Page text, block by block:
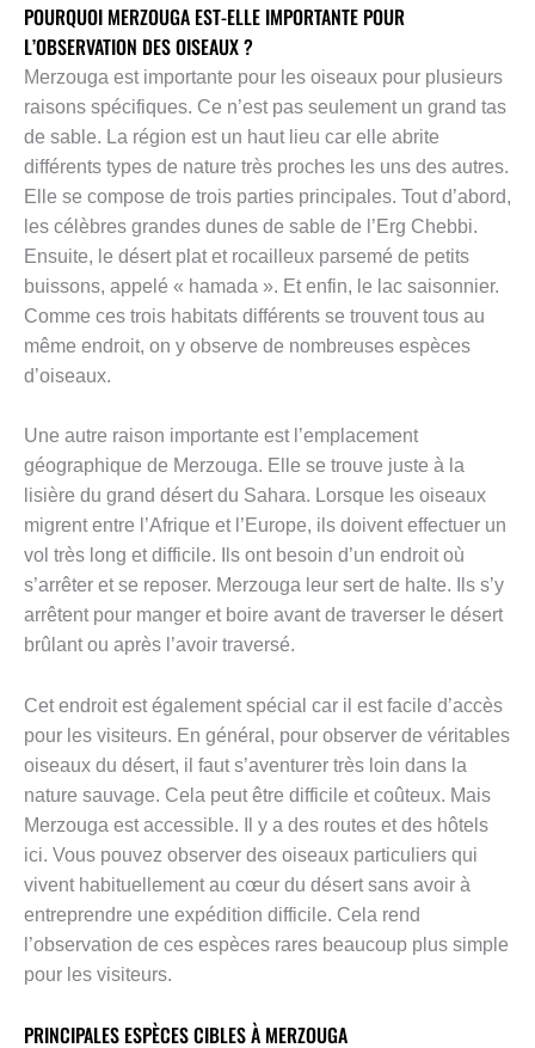
POURQUOI MERZOUGA EST-ELLE IMPORTANTE POUR
L’OBSERVATION DES OISEAUX ?
Merzouga est importante pour les oiseaux pour plusieurs
raisons spécifiques. Ce n’est pas seulement un grand tas
de sable. La région est un haut lieu car elle abrite
différents types de nature très proches les uns des autres.
Elle se compose de trois parties principales. Tout d’abord,
les célèbres grandes dunes de sable de l’Erg Chebbi.
Ensuite, le désert plat et rocailleux parsemé de petits
buissons, appelé « hamada ». Et enfin, le lac saisonnier.
Comme ces trois habitats différents se trouvent tous au
même endroit, on y observe de nombreuses espèces
d’oiseaux.
Une autre raison importante est l’emplacement
géographique de Merzouga. Elle se trouve juste à la
lisière du grand désert du Sahara. Lorsque les oiseaux
migrent entre l’Afrique et l’Europe, ils doivent effectuer un
vol très long et difficile. Ils ont besoin d’un endroit où
s’arrêter et se reposer. Merzouga leur sert de halte. Ils s’y
arrêtent pour manger et boire avant de traverser le désert
brûlant ou après l’avoir traversé.
Cet endroit est également spécial car il est facile d’accès
pour les visiteurs. En général, pour observer de véritables
oiseaux du désert, il faut s’aventurer très loin dans la
nature sauvage. Cela peut être difficile et coûteux. Mais
Merzouga est accessible. Il y a des routes et des hôtels
ici. Vous pouvez observer des oiseaux particuliers qui
vivent habituellement au cœur du désert sans avoir à
entreprendre une expédition difficile. Cela rend
l’observation de ces espèces rares beaucoup plus simple
pour les visiteurs.
PRINCIPALES ESPÈCES CIBLES À MERZOUGA